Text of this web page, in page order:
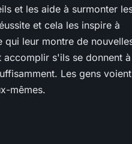
et les aide à surmonter
et cela les inspire à
qui leur montre de
s'ils se donnent à
Les gens voient
mêmes.